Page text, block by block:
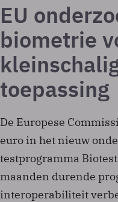
EU
biometrie
toepassing
De Europese
euro in het nieuw
testprogramma
maanden durende
interoperabiliteit